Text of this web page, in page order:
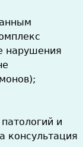
нарушения
и
консультация